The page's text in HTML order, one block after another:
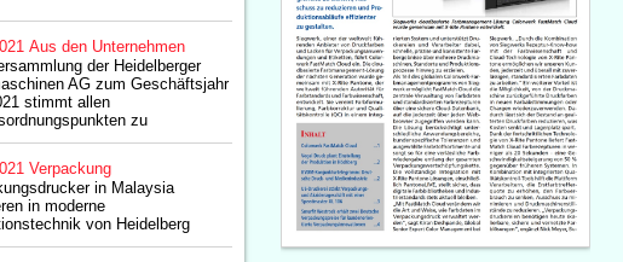
Aus den Unternehmen
der Heidelberger
AG zum Geschäftsjahr
stimmt allen
zu
Verpackung
in Malaysia
in moderne
von Heidelberg